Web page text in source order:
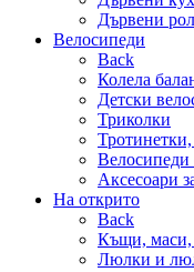
Дървени
Велосипеди
Back
Колела
Детски
Триколки
Велосипеди
Аксесоари
На открито
Back
Къщи, маси,
Люлки и